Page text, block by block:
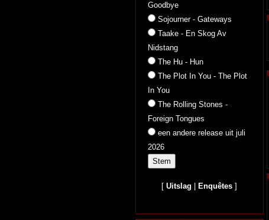
Goodbye
Sojourner - Gateways
Taake - En Skog Av
Nidstang
The Hu - Hun
The Plot In You - The Plot
In You
The Rolling Stones -
Foreign Tongues
een andere release uit juli
2026
[Uitslag Enquêtes ]